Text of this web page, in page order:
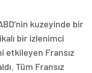
kuzeyinde bir
bir izlenimci
etkileyen Fransız
Tüm Fransız